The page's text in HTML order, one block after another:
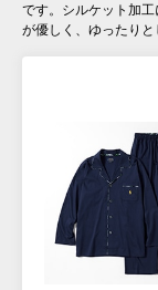
です。シルケット加
が優しく、ゆったり